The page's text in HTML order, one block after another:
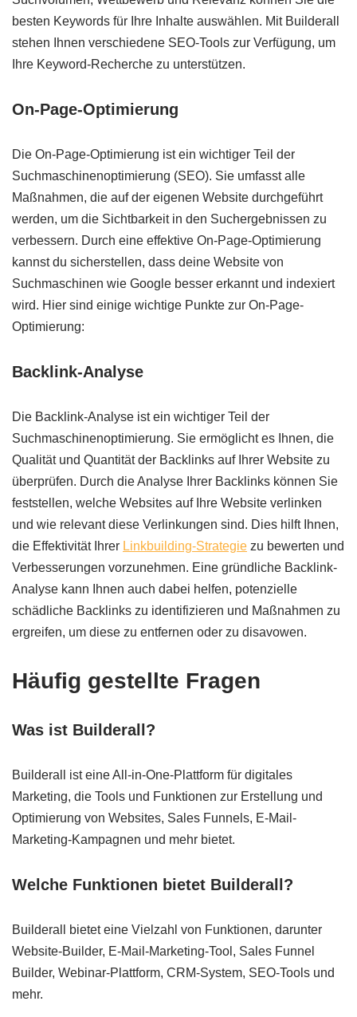
besten Keywords für Ihre Inhalte auswählen. Mit Builderall
stehen Ihnen verschiedene SEO-Tools zur Verfügung, um
Ihre Keyword-Recherche zu unterstützen.
On-Page-Optimierung
Die On-Page-Optimierung ist ein wichtiger Teil der
Suchmaschinenoptimierung (SEO). Sie umfasst alle
Maßnahmen, die auf der eigenen Website durchgeführt
werden, um die Sichtbarkeit in den Suchergebnissen zu
verbessern. Durch eine effektive On-Page-Optimierung
kannst du sicherstellen, dass deine Website von
Suchmaschinen wie Google besser erkannt und indexiert
wird. Hier sind einige wichtige Punkte zur On-Page-
Optimierung:
Backlink-Analyse
Die Backlink-Analyse ist ein wichtiger Teil der
Suchmaschinenoptimierung. Sie ermöglicht es Ihnen, die
Qualität und Quantität der Backlinks auf Ihrer Website zu
überprüfen. Durch die Analyse Ihrer Backlinks können Sie
feststellen, welche Websites auf Ihre Website verlinken
und wie relevant diese Verlinkungen sind. Dies hilft Ihnen,
die Effektivität Ihrer Linkbuilding-Strategie zu bewerten und
Verbesserungen vorzunehmen. Eine gründliche Backlink-
Analyse kann Ihnen auch dabei helfen, potenzielle
schädliche Backlinks zu identifizieren und Maßnahmen zu
ergreifen, um diese zu entfernen oder zu disavowen.
Häufig gestellte Fragen
Was ist Builderall?
Builderall ist eine All-in-One-Plattform für digitales
Marketing, die Tools und Funktionen zur Erstellung und
Optimierung von Websites, Sales Funnels, E-Mail-
Marketing-Kampagnen und mehr bietet.
Welche Funktionen bietet Builderall?
Builderall bietet eine Vielzahl von Funktionen, darunter
Website-Builder, E-Mail-Marketing-Tool, Sales Funnel
Builder, Webinar-Plattform, CRM-System, SEO-Tools und
mehr.